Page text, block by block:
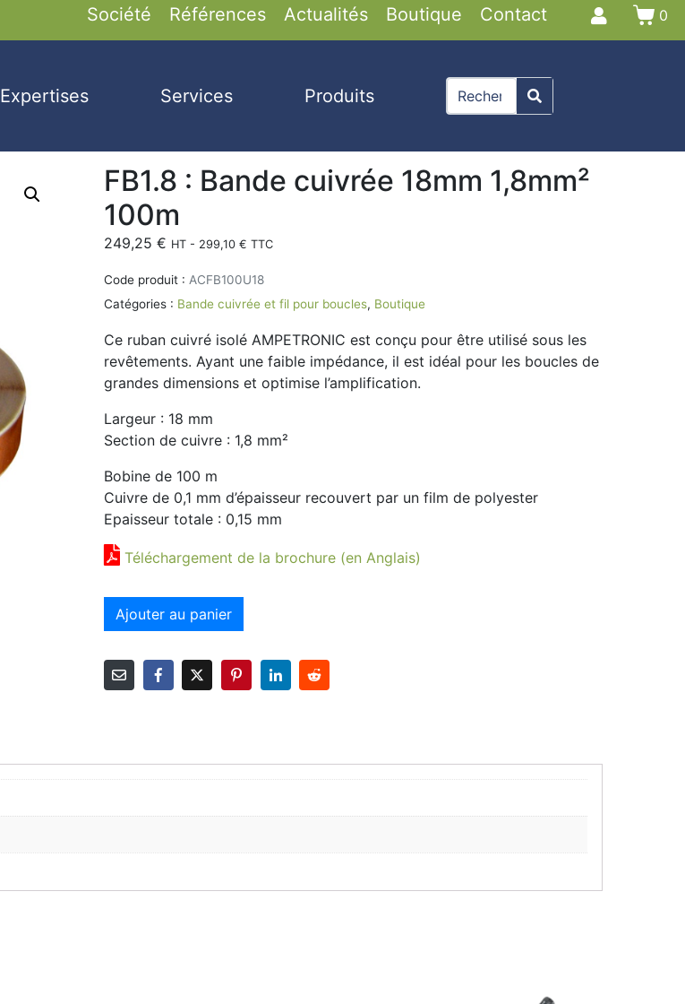
Société Références Actualités Boutique Contact 0
Expertises Services Produits
FB1.8 : Bande cuivrée 18mm 1,8mm²
100m
249,25€ HT - 299,10€ TTC
Code produit : ACFB100U18
Catégories : Bande cuivrée et fil pour boucles, Boutique
Ce ruban cuivré isolé AMPETRONIC est conçu pour être utilisé sous les
revêtements. Ayant une faible impédance, il est idéal pour les boucles de
grandes dimensions et optimise l’amplification.
Largeur : 18 mm
Section de cuivre : 1,8 mm²
Bobine de 100 m
Cuivre de 0,1 mm d’épaisseur recouvert par un film de polyester
Epaisseur totale : 0,15 mm
Téléchargement de la brochure (en Anglais)
Ajouter au panier